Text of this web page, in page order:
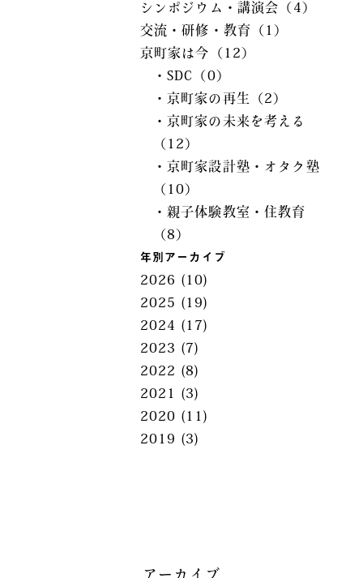
シンポジウム・講演会（4）
交流・研修・教育（1）
京町家は今（12）
・SDC（0）
・京町家の再生（2）
・京町家の未来を考える
（12）
・京町家設計塾・オタク塾
（10）
・親子体験教室・住教育
（8）
年別アーカイブ
2026 (10)
2025 (19)
2024 (17)
2023 (7)
2022 (8)
2021
(3)
2020 (11)
2019 (3)
アーカイブ